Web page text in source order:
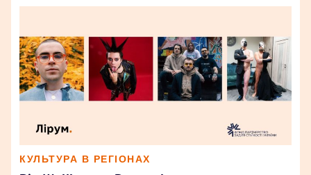
КУЛЬТУРА В РЕГІОНАХ